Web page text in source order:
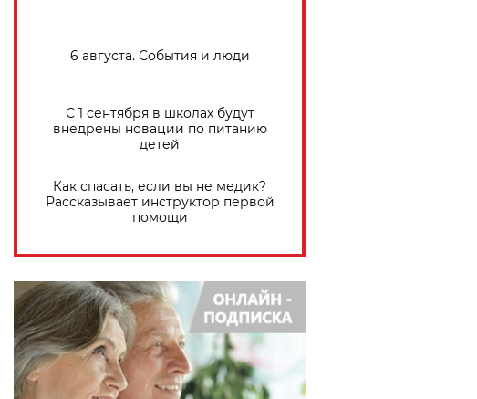
6 августа. События и люди
С 1 сентября в школах будут
внедрены новации по питанию
детей
Как спасать, если вы не медик?
Рассказывает инструктор первой
помощи